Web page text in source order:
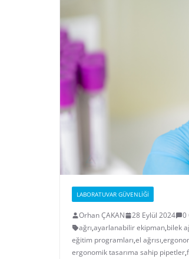
LABORATUVAR GÜVENLIĞI
Orhan ÇAKAN 28 Eylül 2024
0
ağrı,ayarlanabilir ekipman,bilek
eğitim programları,el ağrısı,
ergonomik tasarıma sahip pipetler,